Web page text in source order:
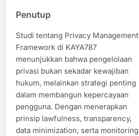
Penutup
Studi tentang Privacy Management
Framework di KAYA787
menunjukkan bahwa pengelolaan
privasi bukan sekadar kewajiban
hukum, melainkan strategi penting
dalam membangun kepercayaan
pengguna. Dengan menerapkan
prinsip lawfulness, transparency,
data minimization, serta monitoring